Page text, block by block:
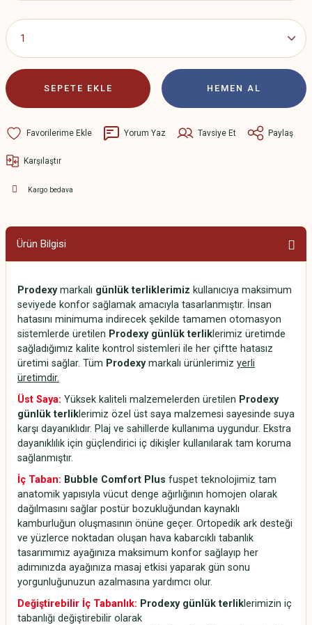
SEPETE EKLE HEMEN AL
Yorum Yaz Tavsiye Et Paylaş
Karşılaştır
Kargo bedava
Ürün Bilgisi
Prodexymarkalı günlük terliklerimiz kullanıcıya maksimum
seviyede konfor sağlamak amacıyla tasarlanmıştır. İnsan
hatasını minimuma indirecek şekilde tamamen otomasyon
sistemlerde üretilen Prodexy günlük terliklerimiz üretimde
sağladığımız kalite kontrol sistemleri ile her çiftte hatasız
üretimi sağlar. Tüm Prodexymarkalı ürünlerimiz yerli
üretimdir.
Üst Saya: Yüksek kaliteli malzemelerden üretilen Prodexy
günlük terliklerimiz özel üst saya malzemesi sayesinde suya
karşı dayanıklıdır. Plaj ve sahillerde kullanıma uygundur. Ekstra
dayanıklılık için güçlendirici iç dikişler kullanılarak tam koruma
sağlanmıştır.
İç Taban: Bubble Comfort Plus fuspet teknolojimiz tam
anatomik yapısıyla vücut denge ağırlığının homojen olarak
dağılmasını sağlar postür bozukluğundan kaynaklı
kamburluğun oluşmasının önüne geçer. Ortopedik ark desteği
ve yüzlerce noktadan oluşan hava kabarcıklı tabanlık
tasarımımız ayağınıza maksimum konfor sağlayıp her
adımınızda ayağınıza masaj etkisi yaparak gün sonu
yorgunluğunuzun azalmasına yardımcı olur.
Değiştirebilir İç Tabanlık: Prodexy günlük terliklerimizin iç
tabanlığı değiştirebilir olarak